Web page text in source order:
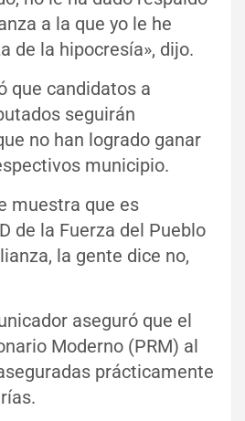
a la que yo le he
de la hipocresía», dijo.
que candidatos a
seguirán
no han logrado ganar
municipio.
muestra que es
de la Fuerza del Pueblo
la gente dice no,
aseguró que el
Moderno (PRM) al
prácticamente